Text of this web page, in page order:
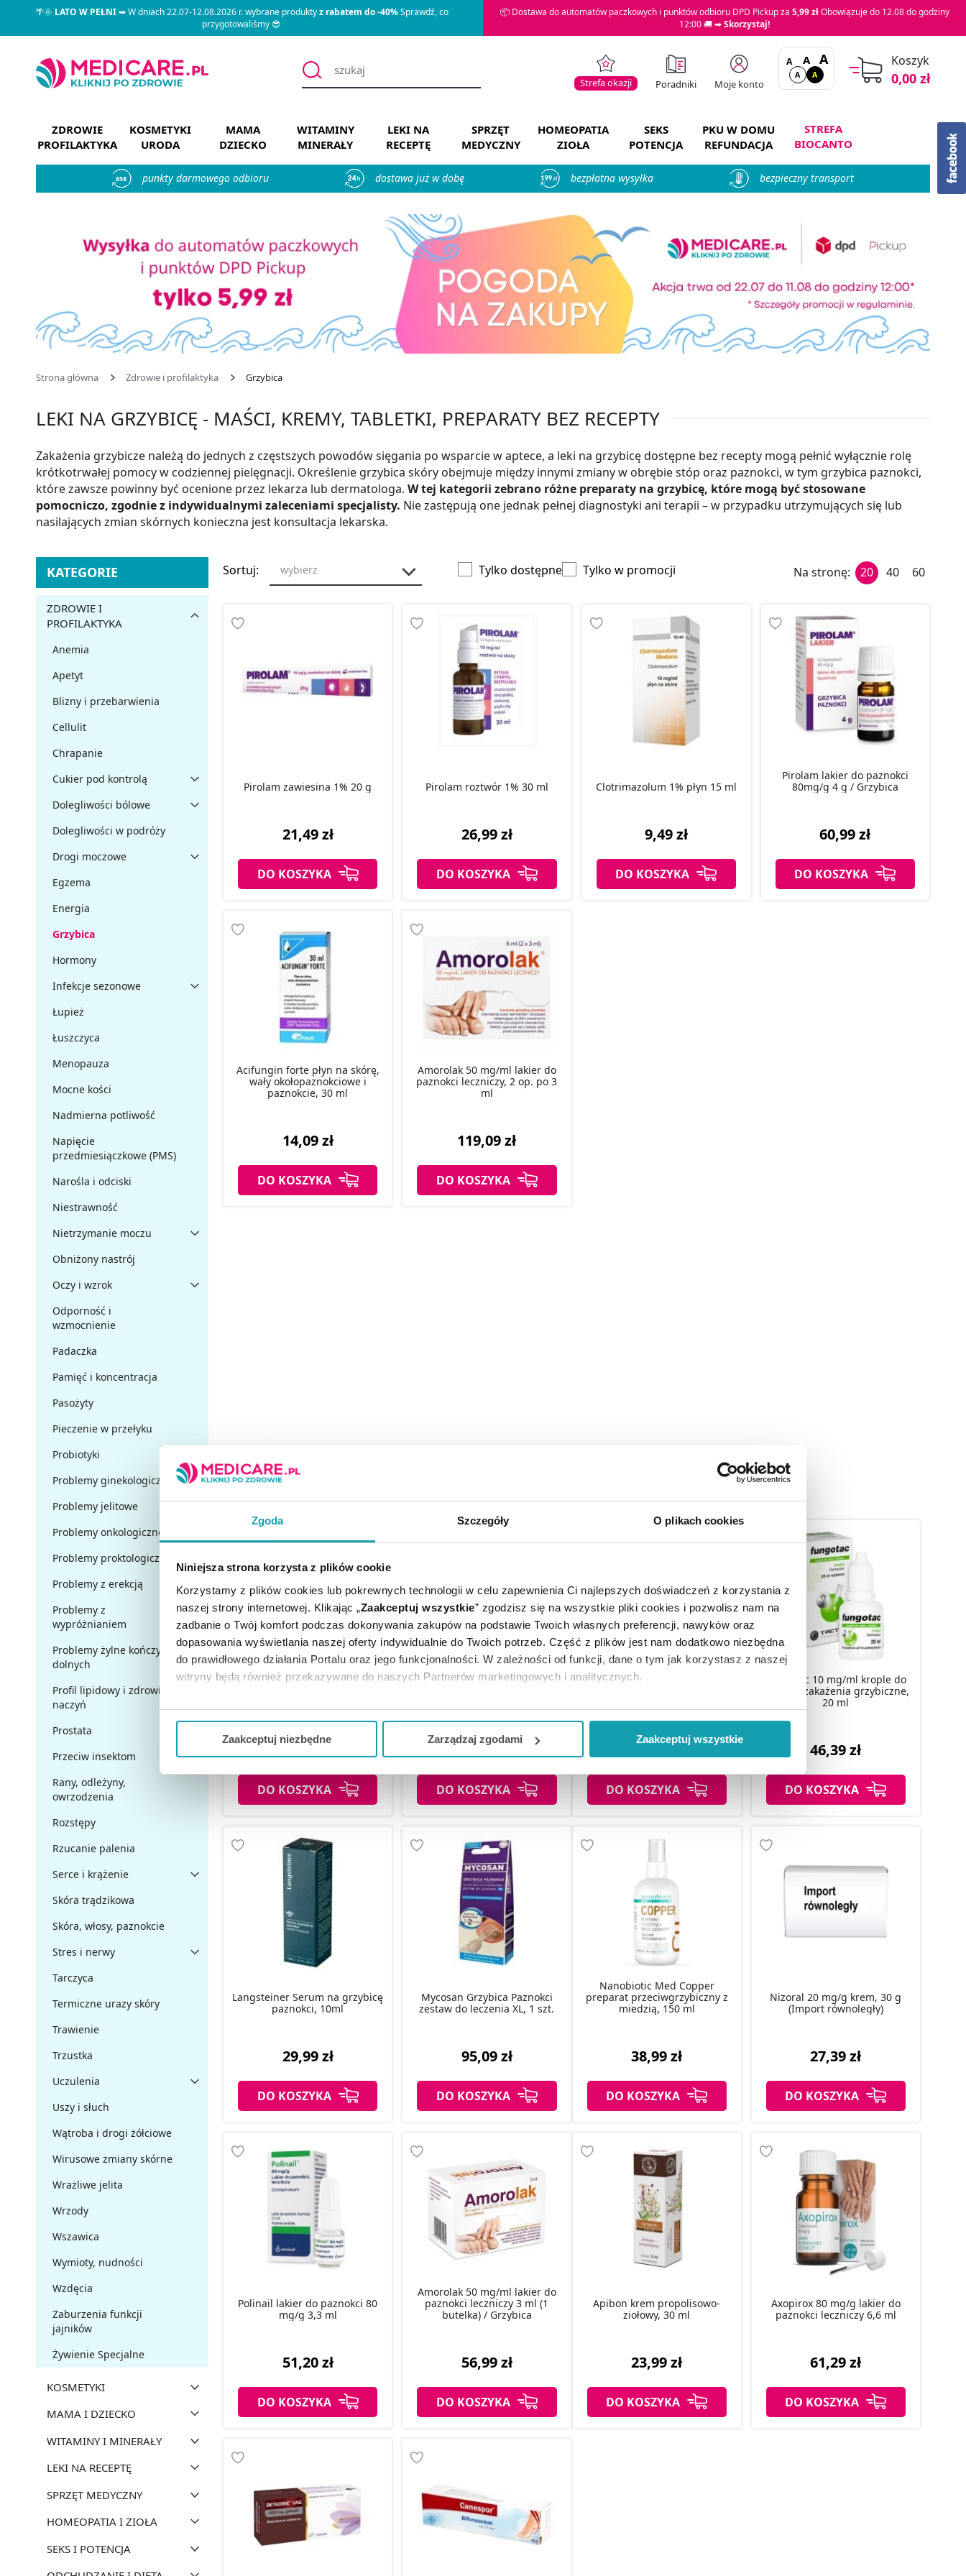
Zgoda Szczegóły O plikach cookies
Niniejsza strona korzysta z plików cookie
Korzystamy z plików cookies lub pokrewnych technologii w celu zapewnienia Ci najlepszych doświadczeń z korzystania z
naszej strony internetowej. Klikając „Zaakceptuj wszystkie” zgodzisz się na wszystkie pliki cookies i pozwolisz nam na
zadbanie o Twój komfort podczas dokonywania zakupów na podstawie Twoich własnych preferencji, nawyków oraz
dopasowania wyświetlania naszej oferty indywidualnie do Twoich potrzeb. Część z plików jest nam dodatkowo niezbędna
do prawidłowego działania Portalu oraz jego funkcjonalności. W zależności od funkcji, dane o tym jak korzystasz z naszej
witryny będą również przekazywane do naszych Partnerów marketingowych i analitycznych.
Jeżeli chcesz dostosować swoją zgodę i wybrać tylko niektóre dodatkowe funkcje, z którymi wiąże się zbieranie danych o
Ciebie danych, które nie są niezbędne dla funkcjonowania Strony. Będzie się to jednak wiązało z brakiem dostępu do
wszystkich funkcjonalności Strony.
Zaakceptuj niezbędne Zarządzaj zgodami Zaakceptuj wszystkie
🌴🌞LATO W PEŁNI➡ W dniach 22.07-12.08.2026 r. wybrane produktyz rabatem do -40%Sprawdź, co
przygotowaliśmy 😎
📦 Dostawa do automatów paczkowych i punktów odbioru DPD Pickup za 5,99 złObowiązuje do 12.08 do godziny
12:00 🚚 ➡Skorzystaj!
Strefa okazji Poradniki Moje konto
A A A
A A
Koszyk
0,00 zł
ZDROWIE
PROFILAKTYKA
KOSMETYKI
URODA
MAMA
DZIECKO
WITAMINY
MINERAŁY
LEKI NA
RECEPTĘ
SPRZĘT
MEDYCZNY
HOMEOPATIA
ZIOŁA
SEKS
POTENCJA
PKU W DOMU
REFUNDACJA
STREFA
BIOCANTO
858 punkty darmowego odbioru dostawa już w dobę bezpłatna wysyłka bezpieczny transport
Strona główna Zdrowie i profilaktyka Grzybica
LEKI NA GRZYBICĘ - MAŚCI, KREMY, TABLETKI, PREPARATY BEZ RECEPTY
Zakażenia grzybicze należą do jednych z częstszych powodów sięgania po wsparcie w aptece, a leki na grzybicę dostępne bez recepty mogą pełnić wyłącznie rolę
krótkotrwałej pomocy w codziennej pielęgnacji. Określenie grzybica skóry obejmuje między innymi zmiany w obrębie stóp oraz paznokci, w tym grzybica paznokci,
które zawsze powinny być ocenione przez lekarza lub dermatologa. W tej kategorii zebrano różne preparaty na grzybicę, które mogą być stosowane
pomocniczo, zgodnie z indywidualnymi zaleceniami specjalisty. Nie zastępują one jednak pełnej diagnostyki ani terapii – w przypadku utrzymujących się lub
nasilających zmian skórnych konieczna jest konsultacja lekarska.
KATEGORIE
ZDROWIE I
PROFILAKTYKA
Anemia
Apetyt
Blizny i przebarwienia
Cellulit
Chrapanie
Cukier pod kontrolą
Dolegliwości bólowe
Dolegliwości w podróży
Drogi moczowe
Egzema
Energia
Grzybica
Hormony
Infekcje sezonowe
Łupież
Łuszczyca
Menopauza
Mocne kości
Nadmierna potliwość
Napięcie
przedmiesiączkowe (PMS)
Narośla i odciski
Niestrawność
Nietrzymanie moczu
Obniżony nastrój
Oczy i wzrok
Odporność i
wzmocnienie
Padaczka
Pamięć i koncentracja
Pasożyty
Pieczenie w przełyku
Probiotyki
Problemy ginekologiczne
Problemy jelitowe
Problemy onkologiczne
Problemy proktologiczne
Problemy z erekcją
Problemy z
wypróżnianiem
Problemy żylne kończyn
dolnych
Profil lipidowy i zdrowie
naczyń
Prostata
Przeciw insektom
Rany, odleżyny,
owrzodzenia
Rozstępy
Rzucanie palenia
Serce i krążenie
Skóra trądzikowa
Skóra, włosy, paznokcie
Stres i nerwy
Tarczyca
Termiczne urazy skóry
Trawienie
Trzustka
Uczulenia
Uszy i słuch
Wątroba i drogi żółciowe
Wirusowe zmiany skórne
Wrażliwe jelita
Wrzody
Wszawica
Wymioty, nudności
Wzdęcia
Zaburzenia funkcji
jajników
Żywienie Specjalne
KOSMETYKI
MAMA I DZIECKO
WITAMINY I MINERAŁY
LEKI NA RECEPTĘ
SPRZĘT MEDYCZNY
HOMEOPATIA I ZIOŁA
SEKS I POTENCJA
Sortuj: wybierz Tylko dostępne Tylko w promocji Na stronę: 20 40 60
Pirolam zawiesina 1% 20 g
21,49 zł
DO KOSZYKA
Pirolam roztwór 1% 30 ml
26,99 zł
DO KOSZYKA
Clotrimazolum 1% płyn 15 ml
9,49 zł
DO KOSZYKA
Pirolam lakier do paznokci
80mg/g 4 g / Grzybica
60,99 zł
DO KOSZYKA
Acifungin forte płyn na skórę,
wały okołopaznokciowe i
paznokcie, 30 ml
14,09 zł
DO KOSZYKA
Amorolak 50 mg/ml lakier do
paznokci leczniczy, 2 op. po 3
ml
119,09 zł
DO KOSZYKA
99,29 zł
DO KOSZYKA
24,95 zł
DO KOSZYKA
Difungoff przeciwgrzybiczy
28,49 zł
DO KOSZYKA
Fungotac 10 mg/ml krople do
uszu na zakażenia grzybiczne,
20 ml
46,39 zł
DO KOSZYKA
Langsteiner Serum na grzybicę
paznokci, 10ml
29,99 zł
DO KOSZYKA
Mycosan Grzybica Paznokci
zestaw do leczenia XL, 1 szt.
95,09 zł
DO KOSZYKA
Nanobiotic Med Copper
preparat przeciwgrzybiczny z
miedzią, 150 ml
38,99 zł
DO KOSZYKA
Nizoral 20 mg/g krem, 30 g
(Import równoległy)
27,39 zł
DO KOSZYKA
Polinail lakier do paznokci 80
mg/g 3,3 ml
51,20 zł
DO KOSZYKA
Amorolak 50 mg/ml lakier do
paznokci leczniczy 3 ml (1
butelka) / Grzybica
56,99 zł
DO KOSZYKA
Apibon krem propolisowo-
ziołowy, 30 ml
23,99 zł
DO KOSZYKA
Axopirox 80 mg/g lakier do
paznokci leczniczy 6,6 ml
61,29 zł
DO KOSZYKA